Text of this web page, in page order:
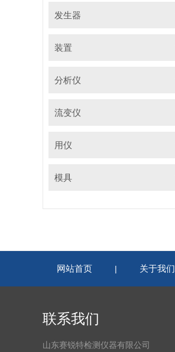
发生器
装置
分析仪
流变仪
用仪
模具
网站首页 | 关于我们
联系我们
山东赛锐特检测仪器有限公司